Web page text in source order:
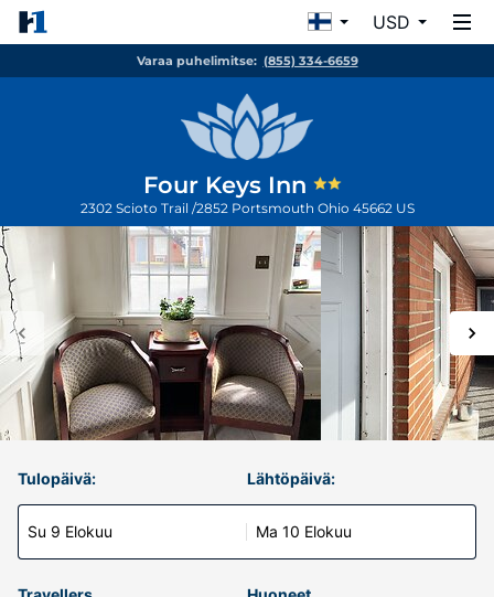
USD
Varaa puhelimitse: (855) 334-6659
Four Keys Inn
2302 Scioto Trail /2852 Portsmouth Ohio 45662 US
Tulopäivä:
Su 9 Elokuu
Lähtöpäivä:
Ma 10 Elokuu